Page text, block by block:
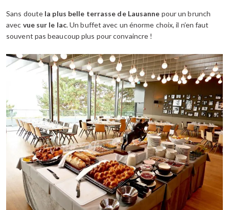
Sans doute la plus belle terrasse de Lausanne pour un brunch
avec vue sur le lac. Un buffet avec un énorme choix, il n’en faut
souvent pas beaucoup plus pour convaincre !